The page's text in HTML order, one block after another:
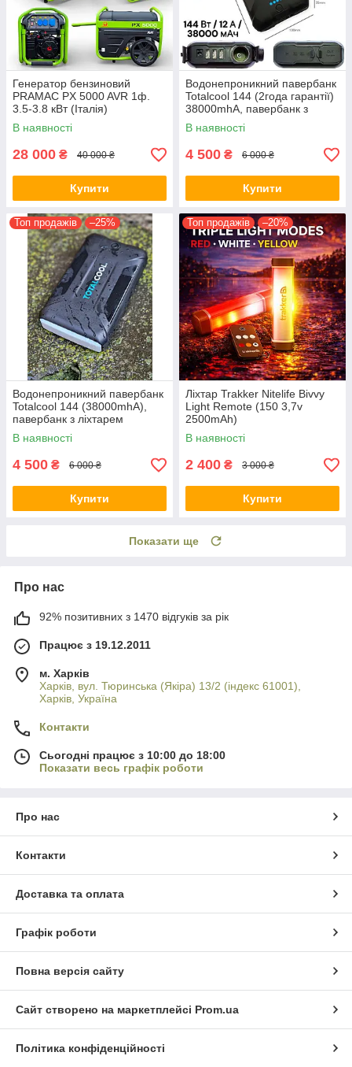
Генератор бензиновий
PRAMAC PX 5000 AVR 1ф.
3.5-3.8 кВт (Італія)
В наявності
28 000 ₴ 40 000 ₴
Купити
Водонепроникний павербанк
Totalcool 144 (2года гарантії)
38000mhA, павербанк з
ліхтарем (червоне, біле
світло)
В наявності
4 500 ₴ 6 000 ₴
Купити
Топ продажів –25%
Водонепроникний павербанк
Totalcool 144 (38000mhA),
павербанк з ліхтарем
(червоне, біле світло)
В наявності
4 500 ₴ 6 000 ₴
Купити
Топ продажів –20%
Ліхтар Trakker Nitelife Bivvy
Light Remote (150 3,7v
2500mAh)
В наявності
2 400 ₴ 3 000 ₴
Купити
Показати ще
Про нас
92% позитивних з 1470 відгуків за рік
Працює з 19.12.2011
м. Харків
Харків, вул. Тюринська (Якіра) 13/2 (індекс 61001),
Харків, Україна
Контакти
Сьогодні працює з 10:00 до 18:00
Показати весь графік роботи
Про нас
Контакти
Доставка та оплата
Графік роботи
Повна версія сайту
Сайт створено на маркетплейсі Prom.ua
Політика конфіденційності